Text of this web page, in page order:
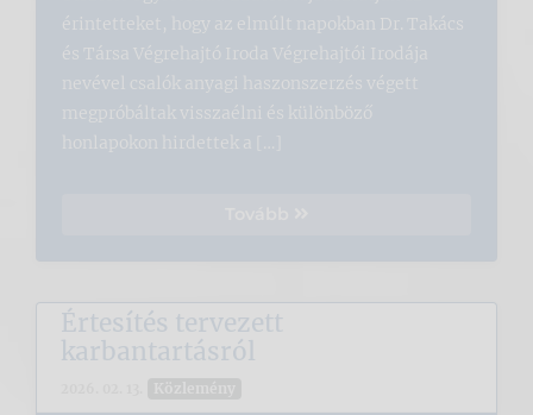
érintetteket, hogy az elmúlt napokban Dr. Takács
és Társa Végrehajtó Iroda Végrehajtói Irodája
nevével csalók anyagi haszonszerzés végett
megpróbáltak visszaélni és különböző
honlapokon hirdettek a […]
Értesítés tervezett
karbantartásról